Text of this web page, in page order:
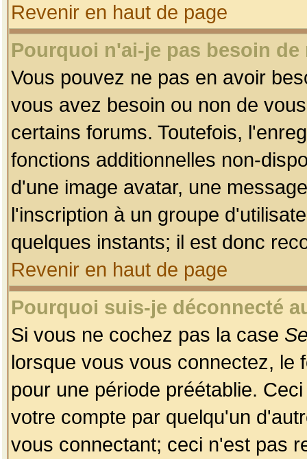
Revenir en haut de page
Pourquoi n'ai-je pas besoin
Vous pouvez ne pas en avoir
vous avez besoin ou non de
certains forums. Toutefois,
fonctions additionnelles non-
d'une image avatar, une
l'inscription à un groupe
quelques instants; il est donc
Revenir en haut de page
Pourquoi suis-je déconnecté
Si vous ne cochez pas la case
lorsque vous vous connectez, le
pour une période préétablie.
votre compte par quelqu'un
vous connectant; ceci n'est pas